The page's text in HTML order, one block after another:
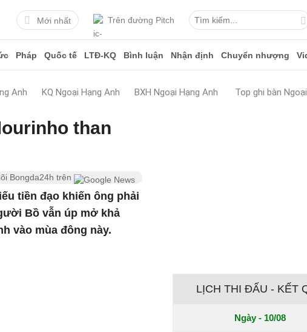
Mới nhất Trên đường Pitch
Pháp Quốc tế LTĐ-KQ Bình luận Nhận định Chuyển nhượng
Anh KQ Ngoại Hạng Anh BXH Ngoại Hạng Anh Top ghi bàn
than
Bongda24h trên
tiền đạo khiến ông phải
Bồ vẫn úp mở khả
vào mùa đông này.
LỊCH THI ĐẤU - KẾT
Ngày - 10/08